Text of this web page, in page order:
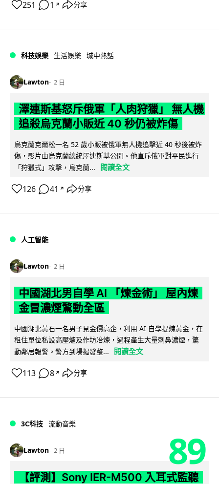
251 1 ↗ 分享
科技娛樂 生活娛樂 城中熱話
Lawton 2 日
澤連斯基怒斥俄軍「人肉狩獵」 無人機
追殺烏克蘭小販近 40 秒仍被炸傷
烏克蘭克爾松一名 52 歲小販被俄軍無人機追擊近 40 秒後被炸
傷，影片由烏克蘭總統澤連斯基公開。他直斥俄軍對平民進行
「狩獵式」攻擊，烏克蘭...
閱讀全文
126 41 ↗ 分享
人工智能
Lawton 2 日
中國湖北男自學 AI 「煉金術」 屋內煉
金冒濃煙驚動全區
中國湖北黃石一名男子見金價高企，利用 AI 自學提煉黃金，在
租住單位私設高壓爐及作坊冶煉，過程產生大量刺鼻濃煙，驚
動鄰居報警。警方到場揭發整...
閱讀全文
113 8 ↗ 分享
3C科技 流動音樂
Lawton 2 日 89
【評測】Sony IER-M500 入耳式監聽